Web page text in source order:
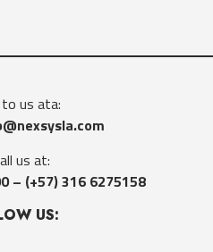
us ata:
us at:
– (+57) 316 6275158
US: